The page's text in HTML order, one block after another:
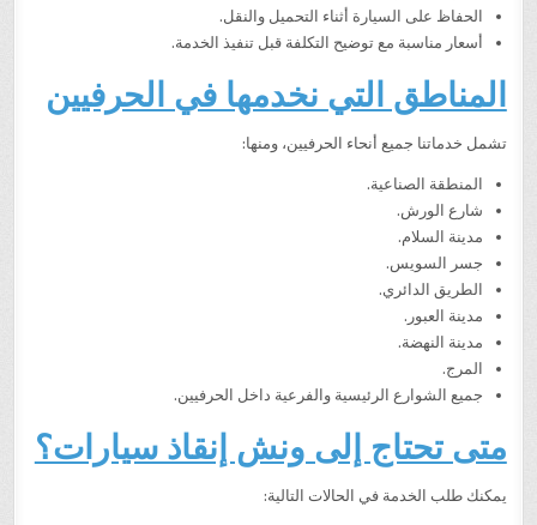
الحفاظ على السيارة أثناء التحميل والنقل.
أسعار مناسبة مع توضيح التكلفة قبل تنفيذ الخدمة.
المناطق التي نخدمها في الحرفيين
تشمل خدماتنا جميع أنحاء الحرفيين، ومنها:
المنطقة الصناعية.
شارع الورش.
مدينة السلام.
جسر السويس.
الطريق الدائري.
مدينة العبور.
مدينة النهضة.
المرج.
جميع الشوارع الرئيسية والفرعية داخل الحرفيين.
متى تحتاج إلى ونش إنقاذ سيارات؟
يمكنك طلب الخدمة في الحالات التالية: